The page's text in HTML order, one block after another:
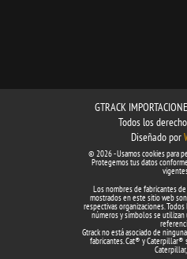
GTRACK
Todos los
Diseñado por
© 2026 - Usamos cookies para
Protegemos tus datos
Los nombres de fabricantes
mostrados en este sitio web
respectivas organizaciones.
números y símbolos se utilizan
Gtrack no está asociado de
fabricantes. Cat® y Caterpillar®